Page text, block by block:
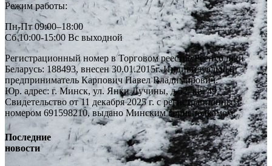
Режим работы:
Пн-Пт 09:00–18:00
Сб 10:00-15:00 Вс выходной
Регистрационный номер в Торговом реестре Республики
Беларусь: 188493, внесен 30.01.2015г. Индивидуальный
предприниматель Карпович Павел Владимирович.
Юр. адрес: г. Минск, ул. Янки Лучины, д.52, кв. 49,
Свидетельство от 11 декабря 2025 г. с регистрационным
номером 691598210, выдано Минским горисполкомом.
Последние
новости